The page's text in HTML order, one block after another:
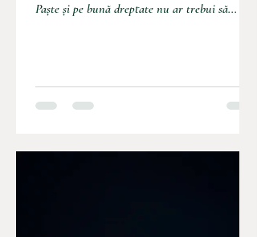
Paște și pe bună dreptate nu ar trebui să...